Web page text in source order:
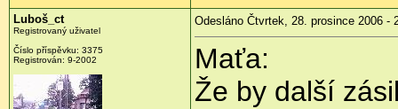
Luboš_ct
Registrovaný uživatel
Číslo příspěvku: 3375
Registrován: 9-2002
Odesláno Čtvrtek, 28. prosince 2006 -
Maťa:
Že by další